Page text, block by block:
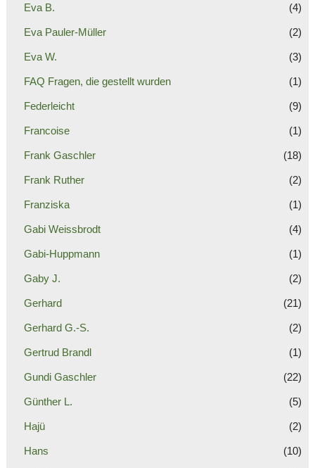
Eva B. (4)
Eva Pauler-Müller (2)
Eva W. (3)
FAQ Fragen, die gestellt wurden (1)
Federleicht (9)
Francoise (1)
Frank Gaschler (18)
Frank Ruther (2)
Franziska (1)
Gabi Weissbrodt (4)
Gabi-Huppmann (1)
Gaby J. (2)
Gerhard (21)
Gerhard G.-S. (2)
Gertrud Brandl (1)
Gundi Gaschler (22)
Günther L. (5)
Hajü (2)
Hans (10)